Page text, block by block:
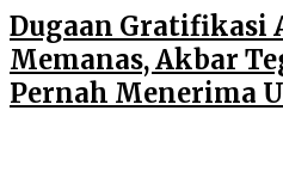
Dugaan Gratifikasi
Memanas, Akbar
Pernah Menerima